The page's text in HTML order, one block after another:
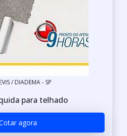
/ DIADEMA - SP
para telhado
agora